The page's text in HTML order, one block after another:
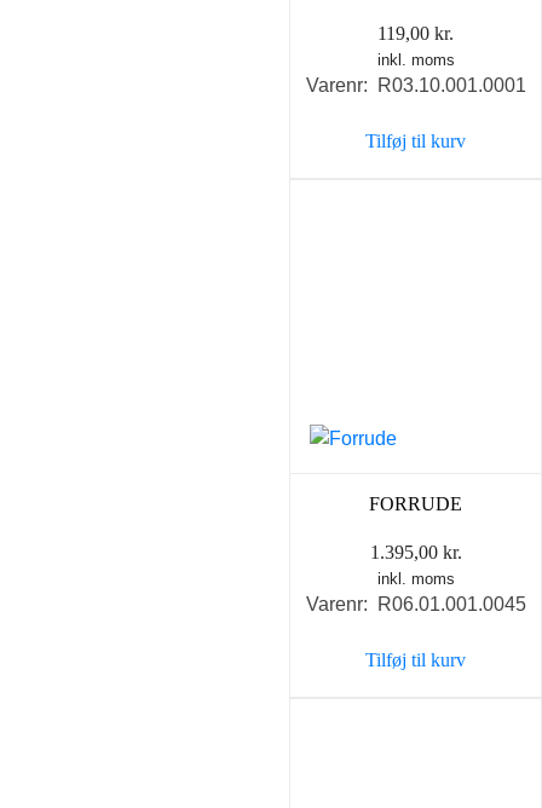
119,00 kr.
inkl. moms
Varenr: R03.10.001.0001
Tilføj til kurv
FORRUDE
1.395,00 kr.
inkl. moms
Varenr: R06.01.001.0045
Tilføj til kurv